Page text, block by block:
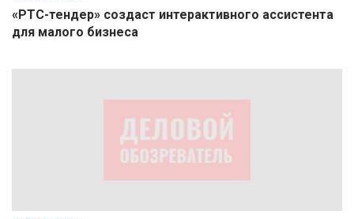
«РТС-тендер» создаст интерактивного ассистента
для малого бизнеса